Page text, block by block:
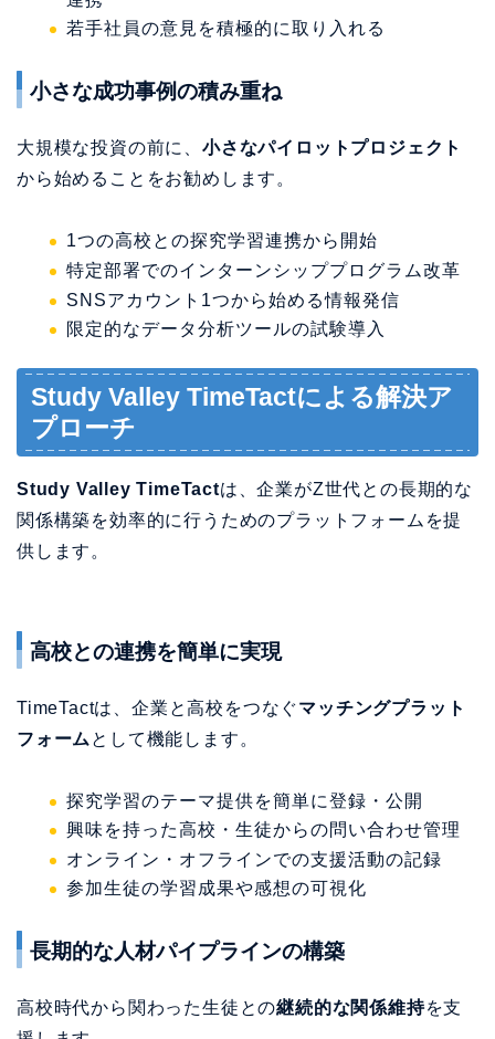
若手社員の意見を積極的に取り入れる
小さな成功事例の積み重ね
大規模な投資の前に、 小さなパイロットプロジェクト
から始めることをお勧めします。
1つの高校との探究学習連携から開始
特定部署でのインターンシッププログラム改革
SNSアカウント1つから始める情報発信
限定的なデータ分析ツールの試験導入
Study Valley TimeTactによる解決ア
プローチ
Study Valley TimeTactは、企業がZ世代との長期的な
関係構築を効率的に行うためのプラットフォームを提
供します。
高校との連携を簡単に実現
TimeTactは、企業と高校をつなぐマッチングプラット
フォーム として機能します。
探究学習のテーマ提供を簡単に登録・公開
興味を持った高校・生徒からの問い合わせ管理
オンライン・オフラインでの支援活動の記録
参加生徒の学習成果や感想の可視化
長期的な人材パイプラインの構築
高校時代から関わった生徒との継続的な関係維持を支